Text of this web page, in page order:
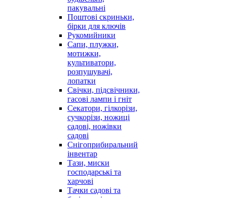
пакувальні
Поштові скриньки,
бірки для ключів
Рукомийники
Сапи, плужки,
мотижки,
культиватори,
розпушувачі,
лопатки
Свічки, підсвічники,
гасові лампи і гніт
Секатори, гілкорізи,
сучкорізи, ножиці
садові, ножівки
садові
Снігоприбиральний
інвентар
Тази, миски
господарські та
харчові
Тачки садові та